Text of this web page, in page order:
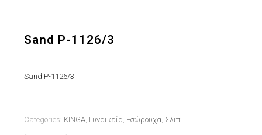
Sand P-1126/3
Sand P-1126/3
Categories: KINGA, Γυναικεία, Εσώρουχα, Σλιπ